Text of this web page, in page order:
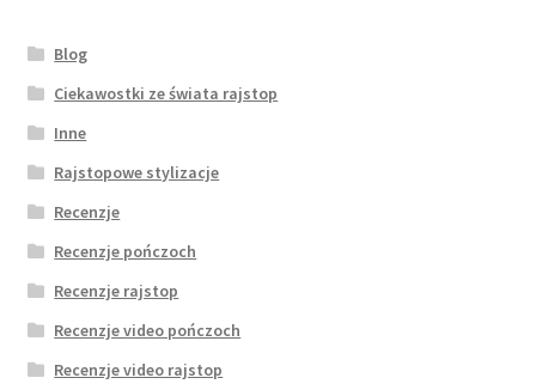
Blog
Ciekawostki ze świata rajstop
Inne
Rajstopowe stylizacje
Recenzje
Recenzje pończoch
Recenzje rajstop
Recenzje video pończoch
Recenzje video rajstop